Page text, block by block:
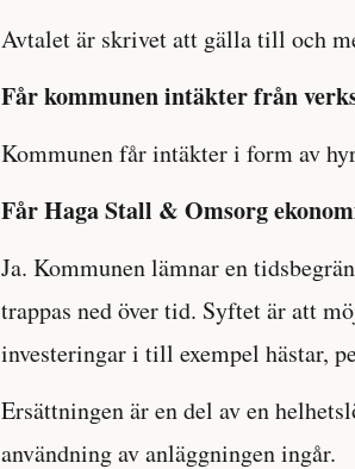
Avtalet är skrivet att gälla till och
Får kommunen intäkter från
Kommunen får intäkter i form av
Får Haga Stall & Omsorg
Ja. Kommunen lämnar en
trappas ned över tid. Syftet är att
investeringar i till exempel hästar,
Ersättningen är en del av en
användning av anläggningen ingår.